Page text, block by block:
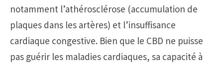
notamment l’athérosclérose (accumulation de
plaques dans les artères) et l’insuffisance
cardiaque congestive. Bien que le CBD ne puisse
pas guérir les maladies cardiaques, sa capacité à